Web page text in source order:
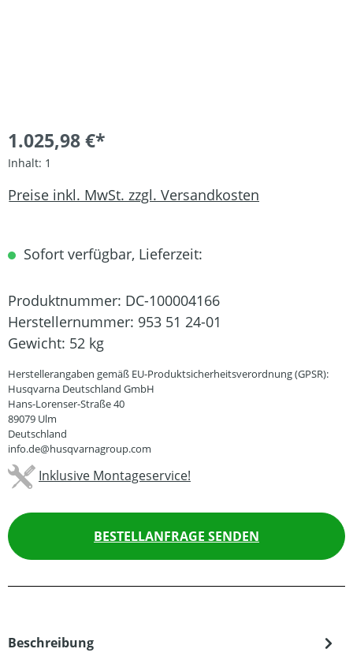
1.025,98 €*
Inhalt: 1
Preise inkl. MwSt. zzgl. Versandkosten
Sofort verfügbar, Lieferzeit:
Produktnummer: DC-100004166
Herstellernummer: 953 51 24-01
Gewicht: 52 kg
Herstellerangaben gemäß EU-Produktsicherheitsverordnung (GPSR):
Husqvarna Deutschland GmbH
Hans-Lorenser-Straße 40
89079 Ulm
Deutschland
info.de@husqvarnagroup.com
Inklusive Montageservice!
BESTELLANFRAGE SENDEN
Beschreibung